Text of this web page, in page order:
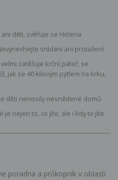
děti, svěřuje se Helena
snídani ani protažení
zatěžuje krční páteř, se
jak se 40 kilovým pytlem na krku,
děti nenosily nesnědené domů
je nejen to, co jíte, ale i kdy to jíte
poradna a průkopník v oblasti